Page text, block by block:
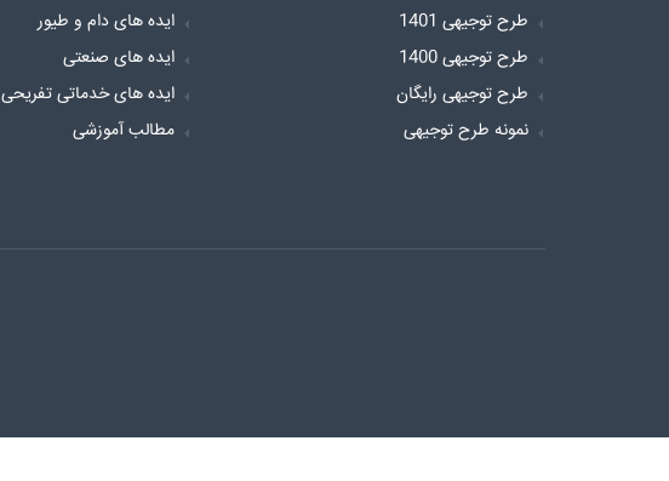
طرح توجیهی 1401
طرح توجیهی 1400
طرح توجیهی رایگان
نمونه طرح توجیهی
ایده های دام و طیور
ایده های صنعتی
ایده های خدماتی تفریحی
مطالب آموزشی